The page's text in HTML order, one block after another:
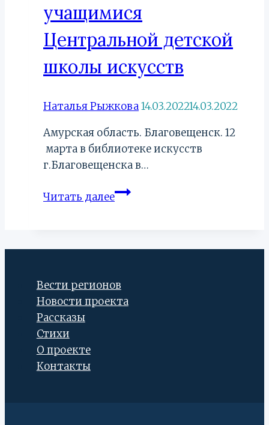
учащимися
Центральной детской
школы искусств
Наталья Рыжкова14.03.202214.03.2022
Амурская область. Благовещенск. 12
марта в библиотеке искусств
г.Благовещенска в…
Читать далееТворческая
школы
искусств
Вести регионов
Новости проекта
Рассказы
Стихи
О проекте
Контакты